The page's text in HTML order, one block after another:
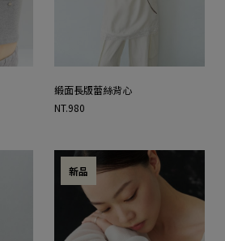
緞面長版蕾絲背心
NT.980
新品